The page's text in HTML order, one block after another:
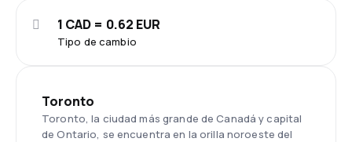
Tipo de cambio
1 CAD = 0.62 EUR
Toronto
Toronto, la ciudad más grande de Canadá y capital
de Ontario, se encuentra en la orilla noroeste del